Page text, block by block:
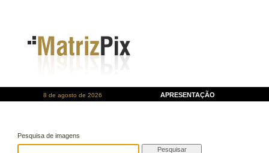
8 de agosto de 2026 APRESENTAÇÃO
Pesquisa de imagens